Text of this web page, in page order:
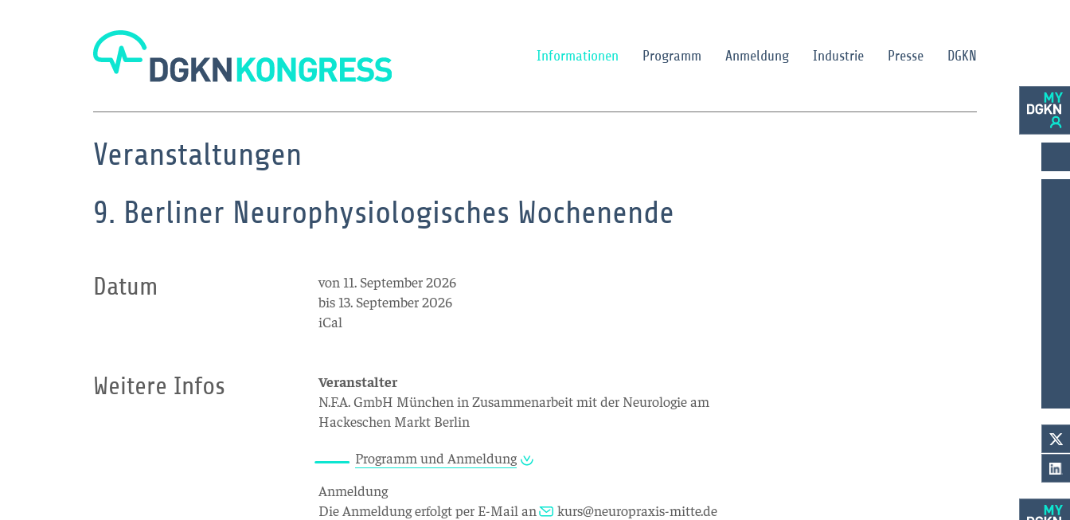
Informationen Programm Anmeldung Industrie Presse DGKN
Veranstaltungen
9. Berliner Neurophysiologisches Wochenende
Datum
von 11. September 2026
bis 13. September 2026
iCal
Weitere Infos
Veranstalter
N.F.A. GmbH München in Zusammenarbeit mit der Neurologie am
Hackeschen Markt Berlin
Programm und Anmeldung
Anmeldung
Die Anmeldung erfolgt per E-Mail an
kurs@neuropraxis-mitte.de